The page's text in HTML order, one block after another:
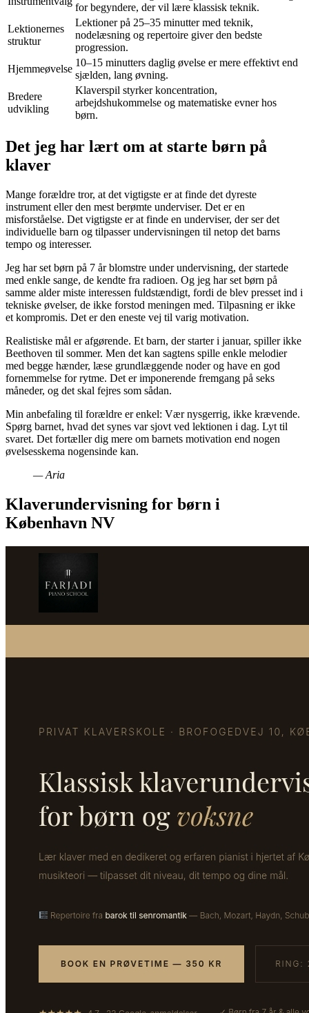
for begyndere, der vil lære klassisk teknik.
Lektionernes
struktur
Lektioner på 25–35 minutter med teknik,
nodelæsning og repertoire giver den bedste
progression.
Hjemmeøvelse
10–15 minutters daglig øvelse er mere effektivt end
sjælden, lang øvning.
Bredere
udvikling
Klaverspil styrker koncentration,
arbejdshukommelse og matematiske evner hos
børn.
Det jeg har lært om at starte børn på
klaver
Mange forældre tror, at det vigtigste er at finde det dyreste
instrument eller den mest berømte underviser. Det er en
misforståelse. Det vigtigste er at finde en underviser, der ser det
individuelle barn og tilpasser undervisningen til netop det barns
tempo og interesser.
Jeg har set børn på 7 år blomstre under undervisning, der startede
med enkle sange, de kendte fra radioen. Og jeg har set børn på
samme alder miste interessen fuldstændigt, fordi de blev presset ind i
tekniske øvelser, de ikke forstod meningen med. Tilpasning er ikke
et kompromis. Det er den eneste vej til varig motivation.
Realistiske mål er afgørende. Et barn, der starter i januar, spiller ikke
Beethoven til sommer. Men det kan sagtens spille enkle melodier
med begge hænder, læse grundlæggende noder og have en god
fornemmelse for rytme. Det er imponerende fremgang på seks
måneder, og det skal fejres som sådan.
Min anbefaling til forældre er enkel: Vær nysgerrig, ikke krævende.
Spørg barnet, hvad det synes var sjovt ved lektionen i dag. Lyt til
svaret. Det fortæller dig mere om barnets motivation end nogen
øvelsesskema nogensinde kan.
— Aria
Klaverundervisning for børn i
København NV